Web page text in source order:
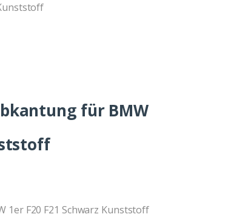
für BMW
1er F20 F21 Schwarz Kunststoff